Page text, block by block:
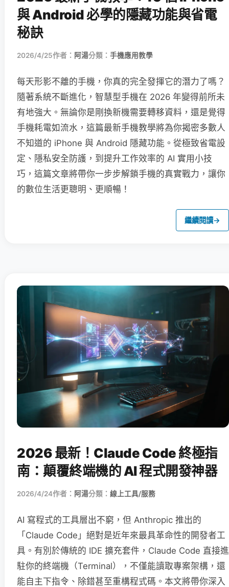
與 Android 必學的隱藏功能與省電
秘訣
2026/4/25作者： 阿湯分類： 手機應用教學
每天形影不離的手機，你真的完全發揮它的潛力了嗎？
隨著系統不斷進化，智慧型手機在 2026 年變得前所未
有地強大。無論你是剛換新機需要轉移資料，還是覺得
手機耗電如流水，這篇最新手機教學將為你揭密多數人
不知道的 iPhone 與 Android 隱藏功能。從極致省電設
定、隱私安全防護，到提升工作效率的 AI 實用小技
巧，這篇文章將帶你一步步解鎖手機的真實戰力，讓你
的數位生活更聰明、更順暢！
繼續閱讀→
2026 最新！Claude Code 終極指
南：顛覆終端機的 AI 程式開發神器
2026/4/24作者： 阿湯分類： 線上工具/服務
AI 寫程式的工具層出不窮，但 Anthropic 推出的
「Claude Code」絕對是近年來最具革命性的開發者工
具。有別於傳統的 IDE 擴充套件，Claude Code 直接進
駐你的終端機（Terminal），不僅能讀取專案架構，還
能自主下指令、除錯甚至重構程式碼。本文將帶你深入